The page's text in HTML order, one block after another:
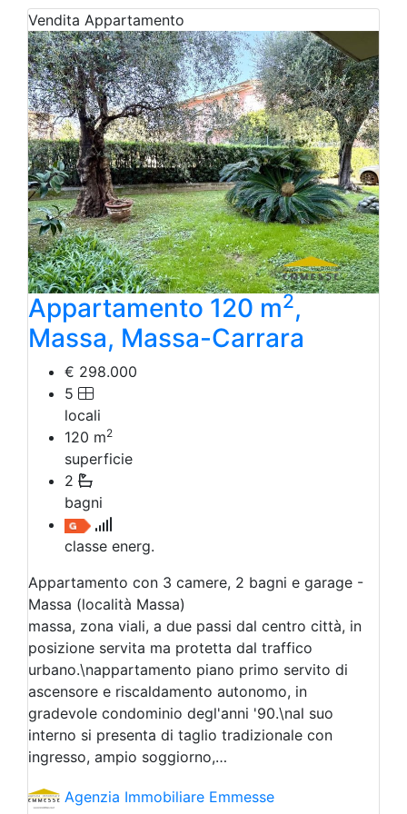
Vendita Appartamento
Appartamento 120 m2,
Massa, Massa-Carrara
€ 298.000
5
locali
120 m2
superficie
2
bagni
classe energ.
Appartamento con 3 camere, 2 bagni e garage -
Massa (località Massa)
massa, zona viali, a due passi dal centro città, in
posizione servita ma protetta dal traffico
urbano.\nappartamento piano primo servito di
ascensore e riscaldamento autonomo, in
gradevole condominio degl'anni '90.\nal suo
interno si presenta di taglio tradizionale con
ingresso, ampio soggiorno,…
Agenzia Immobiliare Emmesse